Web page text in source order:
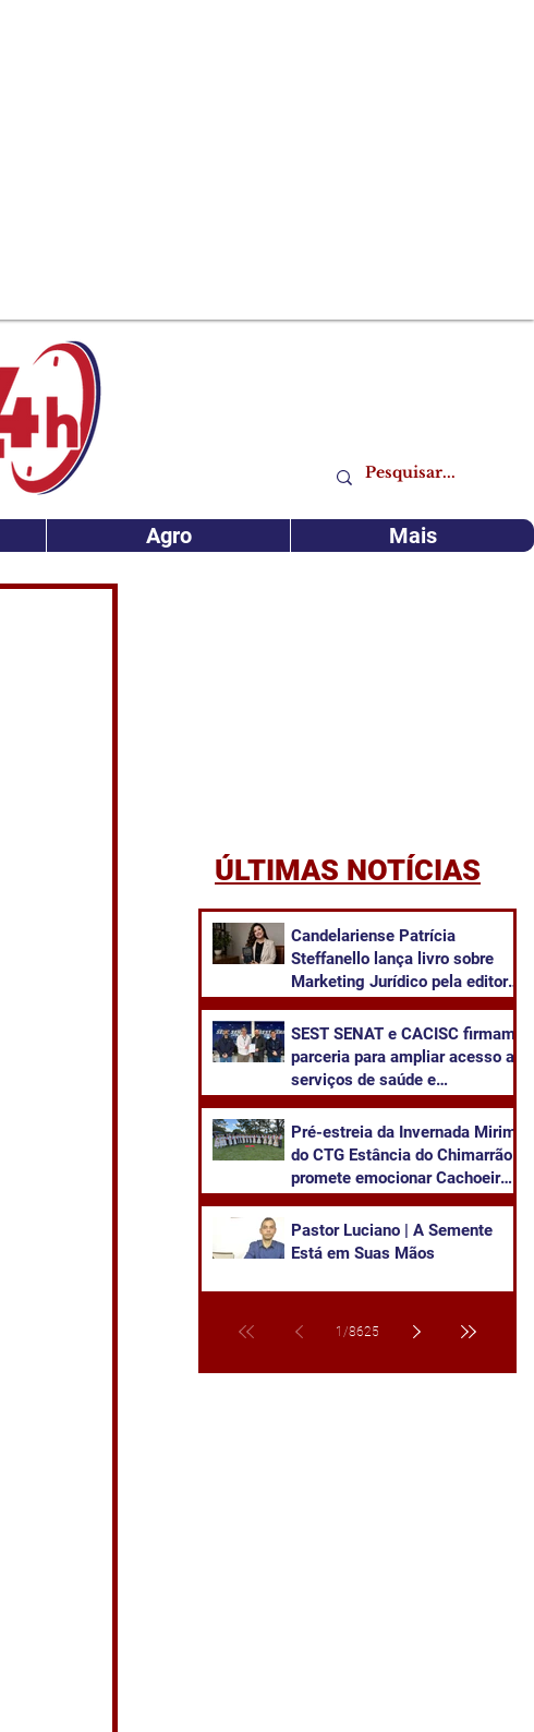
Agro Mais
ÚLTIMAS NOTÍCIAS
Candelariense Patrícia
Steffanello lança livro sobre
Marketing Jurídico pela editora
SEST SENAT e CACISC firmam
parceria para ampliar acesso a
serviços de saúde e
Pré-estreia da Invernada Mirim
do CTG Estância do Chimarrão
promete emocionar Cachoeira
Pastor Luciano | A Semente
Está em Suas Mãos
1 /8625